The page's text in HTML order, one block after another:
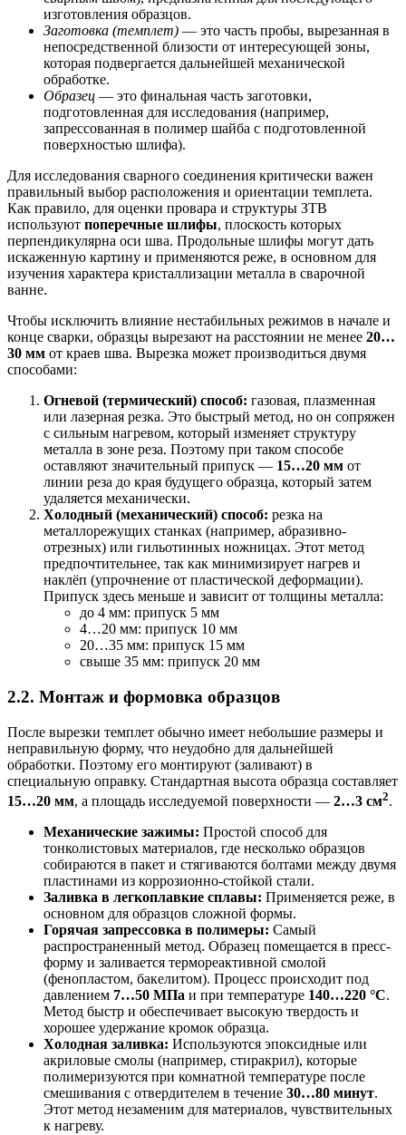
изготовления образцов.
Заготовка (темплет) — это часть пробы, вырезанная в
непосредственной близости от интересующей зоны,
которая подвергается дальнейшей механической
обработке.
Образец — это финальная часть заготовки,
подготовленная для исследования (например,
запрессованная в полимер шайба с подготовленной
поверхностью шлифа).
Для исследования сварного соединения критически важен
правильный выбор расположения и ориентации темплета.
Как правило, для оценки провара и структуры ЗТВ
используют поперечные шлифы, плоскость которых
перпендикулярна оси шва. Продольные шлифы могут дать
искаженную картину и применяются реже, в основном для
изучения характера кристаллизации металла в сварочной
ванне.
Чтобы исключить влияние нестабильных режимов в начале и
конце сварки, образцы вырезают на расстоянии не менее 20…
30 мм от краев шва. Вырезка может производиться двумя
способами:
Огневой (термический) способ: газовая, плазменная
или лазерная резка. Это быстрый метод, но он сопряжен
с сильным нагревом, который изменяет структуру
металла в зоне реза. Поэтому при таком способе
оставляют значительный припуск — 15…20 мм от
линии реза до края будущего образца, который затем
удаляется механически.
Холодный (механический) способ: резка на
металлорежущих станках (например, абразивно-
отрезных) или гильотинных ножницах. Этот метод
предпочтительнее, так как минимизирует нагрев и
наклёп (упрочнение от пластической деформации).
Припуск здесь меньше и зависит от толщины металла:
до 4 мм: припуск 5 мм
4…20 мм: припуск 10 мм
20…35 мм: припуск 15 мм
свыше 35 мм: припуск 20 мм
2.2. Монтаж и формовка образцов
После вырезки темплет обычно имеет небольшие размеры и
неправильную форму, что неудобно для дальнейшей
обработки. Поэтому его монтируют (заливают) в
специальную оправку. Стандартная высота образца составляет
15…20 мм, а площадь исследуемой поверхности — 2…3 см2.
Механические зажимы: Простой способ для
тонколистовых материалов, где несколько образцов
собираются в пакет и стягиваются болтами между двумя
пластинами из коррозионно-стойкой стали.
Заливка в легкоплавкие сплавы: Применяется реже, в
основном для образцов сложной формы.
Горячая запрессовка в полимеры: Самый
распространенный метод. Образец помещается в пресс-
форму и заливается термореактивной смолой
(фенопластом, бакелитом). Процесс происходит под
давлением 7…50 МПа и при температуре 140…220 °С.
Метод быстр и обеспечивает высокую твердость и
хорошее удержание кромок образца.
Холодная заливка: Используются эпоксидные или
акриловые смолы (например, стиракрил), которые
полимеризуются при комнатной температуре после
смешивания с отвердителем в течение 30…80 минут.
Этот метод незаменим для материалов, чувствительных
к нагреву.